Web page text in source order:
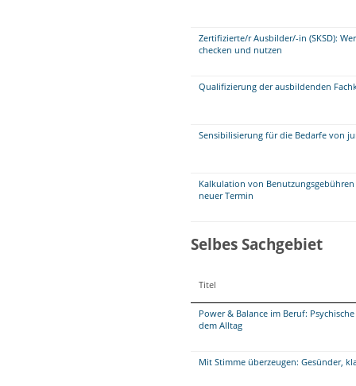
Zertifizierte/r Ausbilder/-in (SKSD):
checken und nutzen
Qualifizierung der ausbildenden
Sensibilisierung für die Bedarfe von
Kalkulation von
neuer Termin
Selbes Sachgebiet
Titel
Power & Balance im Beruf:
dem Alltag
Mit Stimme überzeugen: Gesünder,